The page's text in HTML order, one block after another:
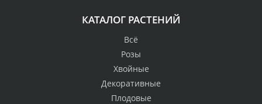
КАТАЛОГ РАСТЕНИЙ
Всё
Розы
Хвойные
Декоративные
Плодовые